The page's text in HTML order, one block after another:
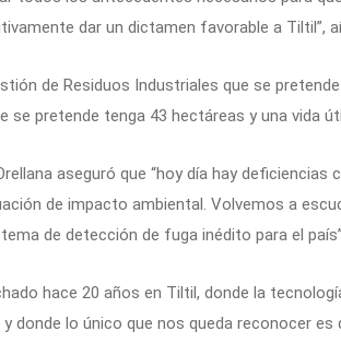
dar un dictamen favorable a Tiltil”,
de Residuos Industriales que se
se pretende tenga 43 hectáreas y una vida
aseguró que “hoy día hay deficiencias
de impacto ambiental. Volvemos a
de detección de fuga inédito para el
hace 20 años en Tiltil, donde la
donde lo único que nos queda reconocer es